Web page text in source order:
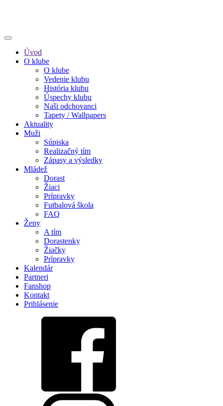
Úvod
O klube
O klube
Vedenie klubu
História klubu
Úspechy klubu
Naši odchovanci
Tapety / Wallpapers
Aktuality
Muži
Súpiska
Realizačný tím
Zápasy a výsledky
Mládež
Dorast
Žiaci
Prípravky
Futbalová škola
FAQ
Ženy
A tím
Dorastenky
Žiačky
Prípravky
Kalendár
Partneri
Fanshop
Kontakt
Prihlásenie